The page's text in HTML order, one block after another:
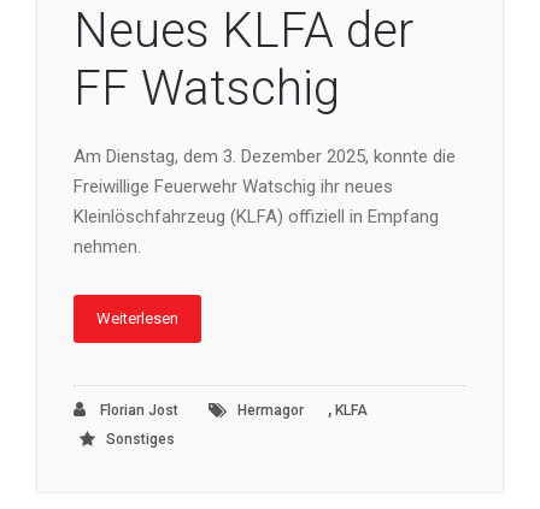
Neues KLFA der
FF Watschig
Am Dienstag, dem 3. Dezember 2025, konnte die
Freiwillige Feuerwehr Watschig ihr neues
Kleinlöschfahrzeug (KLFA) offiziell in Empfang
nehmen.
Weiterlesen
Florian Jost Hermagor , KLFA
Sonstiges